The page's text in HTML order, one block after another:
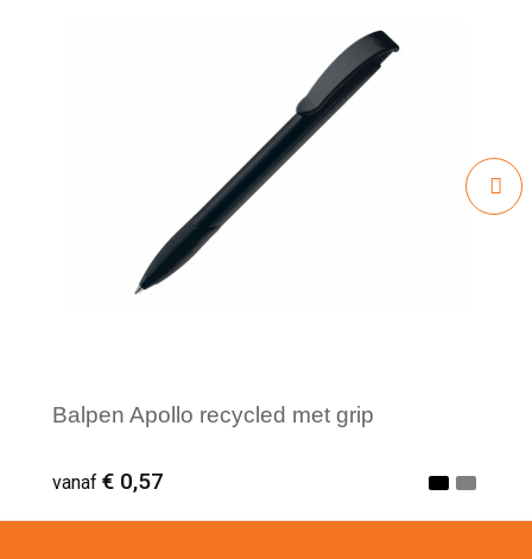
Balpen Apollo recycled met grip
vanaf € 0,57